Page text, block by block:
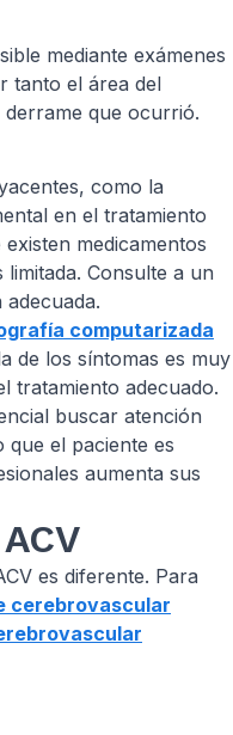
mediante exámenes
tanto el área del
que ocurrió.
como la
en el tratamiento
medicamentos
Consulte a un
computarizada
de los síntomas es muy
tratamiento adecuado.
buscar atención
que el paciente es
aumenta sus
es diferente. Para
cerebrovascular